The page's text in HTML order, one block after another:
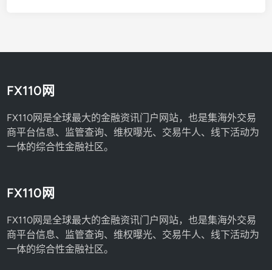
FX110网
FX110网是全球最大的金融资讯门户网站，也是集海外交易
商平台信息、监管查询、维权曝光、交易牛人、线下活动为
一体的综合性金融社区。
FX110网
FX110网是全球最大的金融资讯门户网站，也是集海外交易
商平台信息、监管查询、维权曝光、交易牛人、线下活动为
一体的综合性金融社区。